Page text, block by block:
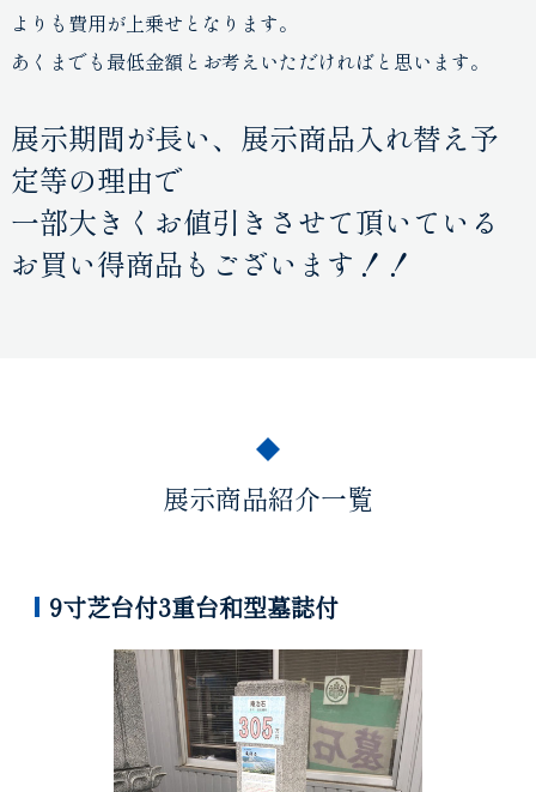
よりも費用が上乗せとなります。
あくまでも最低金額とお考えいただければと思います。
展示期間が長い、展示商品入れ替え予
定等の理由で
一部大きくお値引きさせて頂いている
お買い得商品もございます！！
展示商品紹介一覧
9寸芝台付3重台和型墓誌付